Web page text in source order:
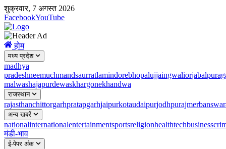
शुक्रवार, 7 अगस्त 2026
FacebookYouTube
होम
मध्य प्रदेश
madhya
pradeshneemuchmandsaurratlamindorebhopalujjaingwaliorjabalpur
malwashajapurdewaskhargonekhandwa
राजस्थान
rajasthanchittorgarhpratapgarhjaipurkotaudaipurjodhpurajmer
अन्य खबरें
nationalinternationalentertainmentsportsreligionhealthtechbusiness
मंडी-भाव
ई-पेपर अंक